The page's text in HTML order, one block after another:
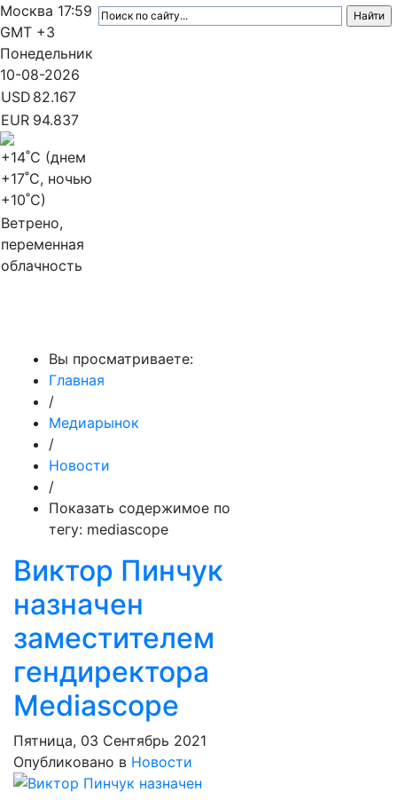
Москва 17:59
GMT +3
Понедельник
10-08-2026
USD 82.167
EUR 94.837
+14˚C (днем
+17˚C, ночью
+10˚C)
Ветрено,
переменная
облачность
Вы просматриваете:
Главная
/
Медиарынок
/
Новости
/
Показать содержимое по
тегу: mediascope
Виктор Пинчук
назначен
заместителем
гендиректора
Mediascope
Пятница, 03 Сентябрь 2021
Опубликовано в Новости